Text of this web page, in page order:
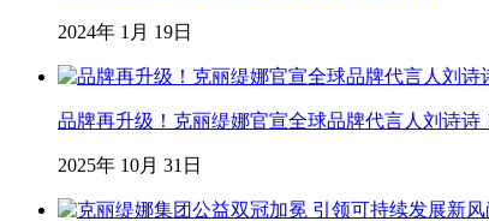
2024年 1月 19日
品牌再升级！克丽缇娜官宣全球品牌代言人刘诗诗
2025年 10月 31日